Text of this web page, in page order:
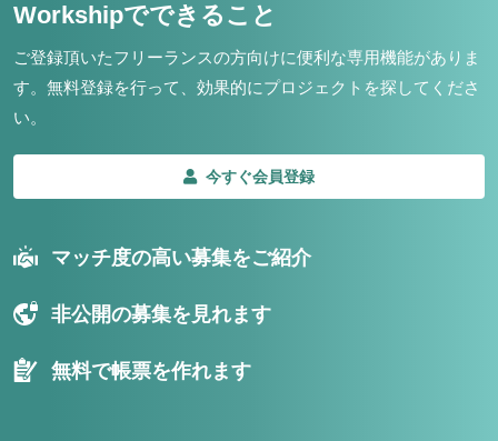
Workshipでできること
ご登録頂いたフリーランスの方向けに便利な専用機能がありま
す。 無料登録を行って、効果的にプロジェクトを探してくださ
い。
今すぐ会員登録
マッチ度の高い募集をご紹介
非公開の募集を見れます
無料で帳票を作れます